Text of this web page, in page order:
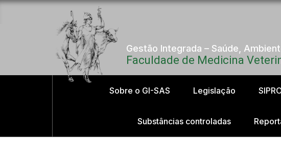
Gestão Integrada – Saúde,
Faculdade de Medicina
Sobre o GI-SAS Legislação
Substâncias controladas